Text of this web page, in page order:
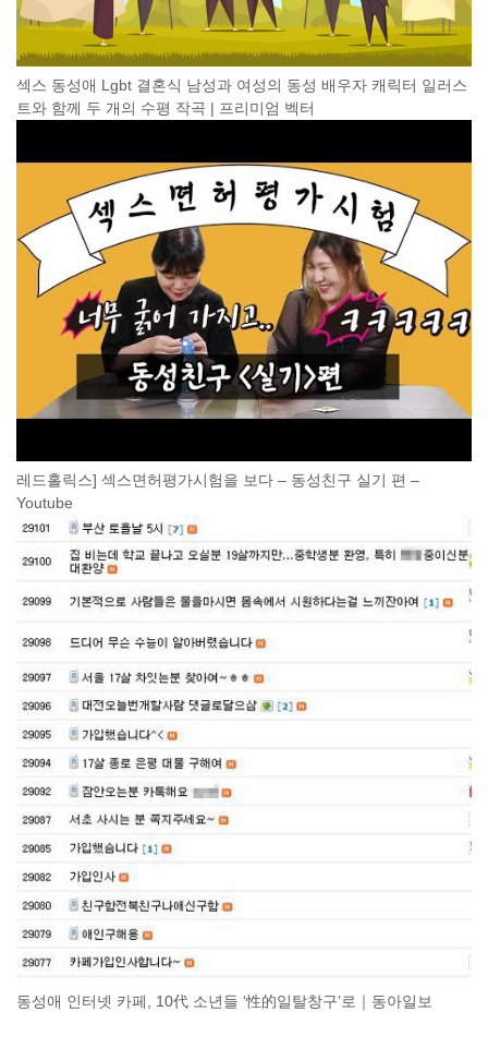
섹스 동성애 Lgbt 결혼식 남성과 여성의 동성 배우자 캐릭터 일러스
트와 함께 두 개의 수평 작곡 | 프리미엄 벡터
레드홀릭스] 섹스면허평가시험을 보다 – 동성친구 실기 편 –
Youtube
동성애 인터넷 카페, 10代 소년들 ‘性的일탈창구’로｜동아일보